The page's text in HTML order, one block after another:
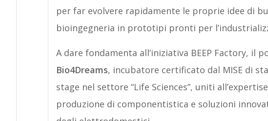
per far evolvere rapidamente le proprie idee di
bioingegneria in prototipi pronti per
A dare fondamenta all’iniziativa BEEP Factory, il
Bio4Dreams, incubatore certificato dal MISE di
stage nel settore “Life Sciences”, uniti
produzione di componentistica e soluzioni